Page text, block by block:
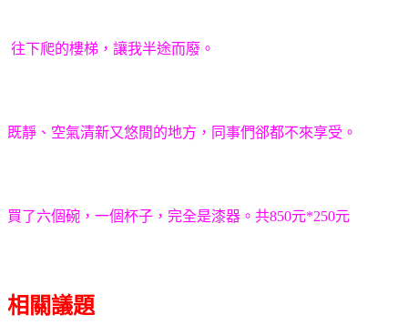
往下爬的樓梯，讓我半途而廢。
既靜、空氣清新又悠閒的地方，同事們郤都不來享受。
買了六個碗，一個杯子，完全是漆器。共850元*250元
相關議題